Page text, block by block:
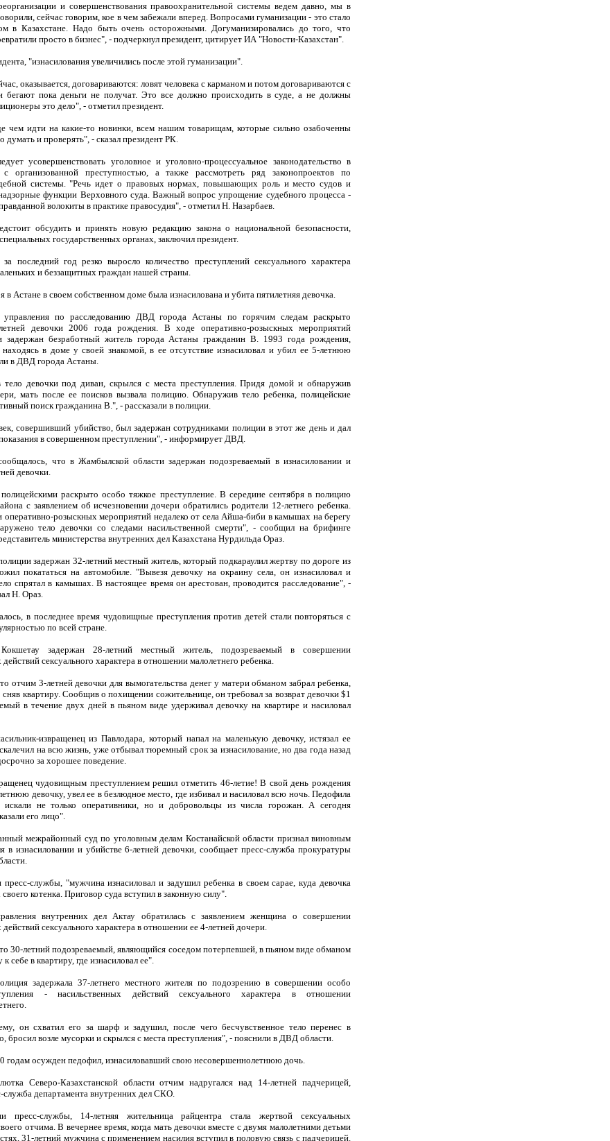
и совершенствования правоохранительной системы ведем давно, мы в
сейчас говорим, кое в чем забежали вперед. Вопросами гуманизации - это стало
в Казахстане. Надо быть очень осторожными. Догуманизировались до того, что
просто в бизнес", - подчеркнул президент, цитирует ИА "Новости-Казахстан".
"изнасилования увеличились после этой гуманизации".
оказывается, договариваются: ловят человека с карманом и потом договариваются с
бегают пока деньги не получат. Это все должно происходить в суде, а не должны
это дело", - отметил президент.
чем идти на какие-то новинки, всем нашим товарищам, которые сильно озабоченны
думать и проверять", - сказал президент РК.
усовершенствовать уголовное и уголовно-процессуальное законодательство в
организованной преступностью, а также рассмотреть ряд законопроектов по
системы. "Речь идет о правовых нормах, повышающих роль и место судов и
функции Верховного суда. Важный вопрос упрощение судебного процесса -
волокиты в практике правосудия", - отметил Н. Назарбаев.
обсудить и принять новую редакцию закона о национальной безопасности,
государственных органах, заключил президент.
последний год резко выросло количество преступлений сексуального характера
и беззащитных граждан нашей страны.
в Астане в своем собственном доме была изнасилована и убита пятилетняя девочка.
управления по расследованию ДВД города Астаны по горячим следам раскрыто
девочки 2006 года рождения. В ходе оперативно-розыскных мероприятий
задержан безработный житель города Астаны гражданин В. 1993 года рождения,
в доме у своей знакомой, в ее отсутствие изнасиловал и убил ее 5-летнюю
в ДВД города Астаны.
тело девочки под диван, скрылся с места преступления. Придя домой и обнаружив
мать после ее поисков вызвала полицию. Обнаружив тело ребенка, полицейские
поиск гражданина В.", - рассказали в полиции.
совершивший убийство, был задержан сотрудниками полиции в этот же день и дал
в совершенном преступлении", - информирует ДВД.
что в Жамбылской области задержан подозреваемый в изнасиловании и
девочки.
раскрыто особо тяжкое преступление. В середине сентября в полицию
с заявлением об исчезновении дочери обратились родители 12-летнего ребенка.
оперативно-розыскных мероприятий недалеко от села Айша-биби в камышах на берегу
тело девочки со следами насильственной смерти", - сообщил на брифинге
министерства внутренних дел Казахстана Нурдильда Ораз.
задержан 32-летний местный житель, который подкараулил жертву по дороге из
покататься на автомобиле. "Вывезя девочку на окраину села, он изнасиловал и
спрятал в камышах. В настоящее время он арестован, проводится расследование", -
Н. Ораз.
в последнее время чудовищные преступления против детей стали повторяться с
по всей стране.
задержан 28-летний местный житель, подозреваемый в совершении
сексуального характера в отношении малолетнего ребенка.
отчим 3-летней девочки для вымогательства денег у матери обманом забрал ребенка,
сняв квартиру. Сообщив о похищении сожительнице, он требовал за возврат девочки $1
в течение двух дней в пьяном виде удерживал девочку на квартире и насиловал
извращенец из Павлодара, который напал на маленькую девочку, истязал ее
на всю жизнь, уже отбывал тюремный срок за изнасилование, но два года назад
за хорошее поведение.
чудовищным преступлением решил отметить 46-летие! В свой день рождения
девочку, увел ее в безлюдное место, где избивал и насиловал всю ночь. Педофила
искали не только оперативники, но и добровольцы из числа горожан. А сегодня
его лицо".
межрайонный суд по уголовным делам Костанайской области признал виновным
в изнасиловании и убийстве 6-летней девочки, сообщает пресс-служба прокуратуры
службы, "мужчина изнасиловал и задушил ребенка в своем сарае, куда девочка
котенка. Приговор суда вступил в законную силу".
внутренних дел Актау обратилась с заявлением женщина о совершении
сексуального характера в отношении ее 4-летней дочери.
30-летний подозреваемый, являющийся соседом потерпевшей, в пьяном виде обманом
себе в квартиру, где изнасиловал ее".
задержала 37-летнего местного жителя по подозрению в совершении особо
- насильственных действий сексуального характера в отношении
он схватил его за шарф и задушил, после чего бесчувственное тело перенес в
бросил возле мусорки и скрылся с места преступления", - пояснили в ДВД области.
годам осужден педофил, изнасиловавший свою несовершеннолетнюю дочь.
Северо-Казахстанской области отчим надругался над 14-летней падчерицей,
служба департамента внутренних дел СКО.
пресс-службы, 14-летняя жительница райцентра стала жертвой сексуальных
отчима. В вечернее время, когда мать девочки вместе с двумя малолетними детьми
31-летний мужчина с применением насилия вступил в половую связь с падчерицей.